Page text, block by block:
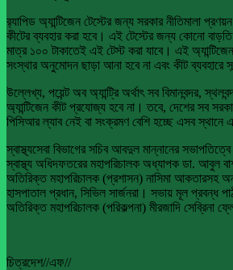
র‌্যাপিড অ্যান্টিজেন টেস্টের জন্য সরকার নীতিমালা
কীটের ব্যবহার করা হবে। এই টেস্টের জন্য কোনো
মাত্র ১০০ টাকাতেই এই টেস্ট করা যাবে। এই
সংস্থার অনুমোদন ছাড়া আনা হবে না এবং কীট ব্যবহারে
উল্লেখ্য, পয়েন্ট অব অ্যান্ট্রি অর্থাৎ সব বিমানবন্দর,
অ্যান্টিজেন কীট প্রযোজ্য হবে না। তবে, দেশের সব
পিসিআর ল্যাব নেই বা সংক্রমণ বেশি হচ্ছে এসব স্থানে
স্বাস্থ্যসেবা বিভাগের সচিব আবদুল মান্নানের
স্বাস্থ্য অধিদফতরের মহাপরিচালক অধ্যাপক ডা. আবুল
অতিরিক্ত মহাপরিচালক (প্রশাসন) নাসিমা আকতারসহ
হাসপাতাল প্রধান, সিভিল সার্জনরা। সভায় মূল প্রবন্ধ
অতিরিক্ত মহাপরিচালক (পরিকল্পনা) মীরজাদি সেব্রিনা
চিত্রদেশ//এফ//